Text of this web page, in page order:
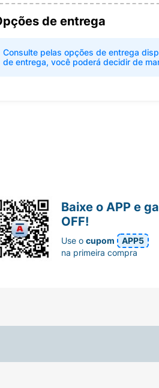
de entrega
Consulte pelas opções de entrega
de entrega, você poderá decidir de
Baixe o APP e
OFF!
Use ocupom
APP5
na primeira compra